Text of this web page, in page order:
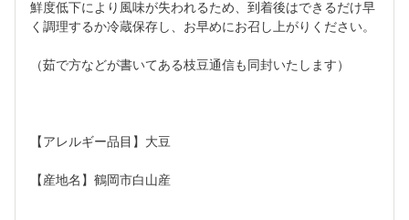
鮮度低下により風味が失われるため、到着後はできるだけ早
く調理するか冷蔵保存し、お早めにお召し上がりください。
（茹で方などが書いてある枝豆通信も同封いたします）
【アレルギー品目】大豆
【産地名】鶴岡市白山産